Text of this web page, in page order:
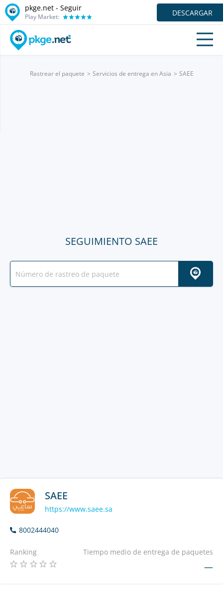
pkge.net - Seguir
Play Market: DESCARGAR
Rastrear el paquete Servicios de entrega en Asia SAEE
SEGUIMIENTO SAEE
SAEE
https://www.saee.sa
8002444040
Ranking Tiempo medio de entrega de paquetes
—